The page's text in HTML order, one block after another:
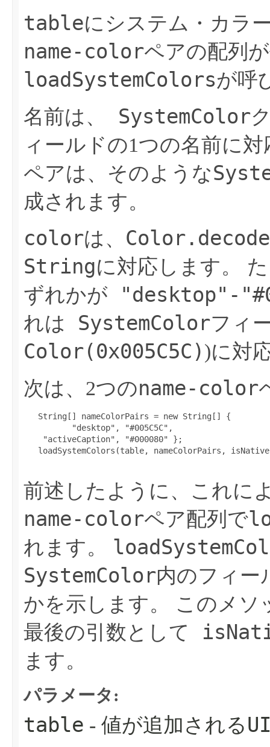
tableにシステム・カラ
name-colorペアの配列
loadSystemColorsが呼
名前は、
SystemColor
ィールドの1つの名前に対
ペアは、そのような
成されます。
colorは、 Color.decode
Stringに対応します。
ずれかが "desktop"-
れは SystemColorフィ
Color(0x005C5C))に対
次は、2つのname-color
   String[] nameColorPairs = new String[] {
          "desktop", "#005C5C",
    "activeCaption", "#000080" };
loadSystemColors(table, nameColorPairs,
前述したように、これに
name-colorペア配列で
れます。
SystemColor内のフィー
かを示します。
このメソ
最後の引数として
ます。
パラメータ:
table - 値が追加される